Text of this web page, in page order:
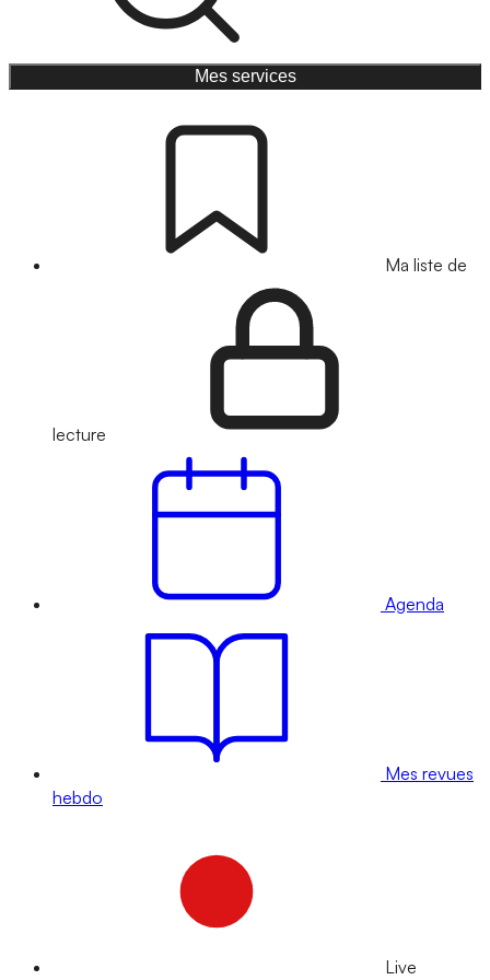
Mes services
Ma liste de
lecture
Agenda
Mes revues
hebdo
Live